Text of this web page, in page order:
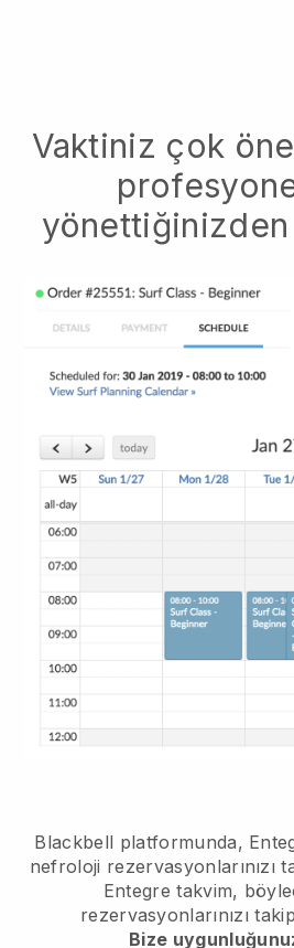
Vaktiniz çok
Blackbell platformunda,
nefroloji rezervasyonlarınızı
Entegre takvim,
rezervasyonlarınızı
Bize